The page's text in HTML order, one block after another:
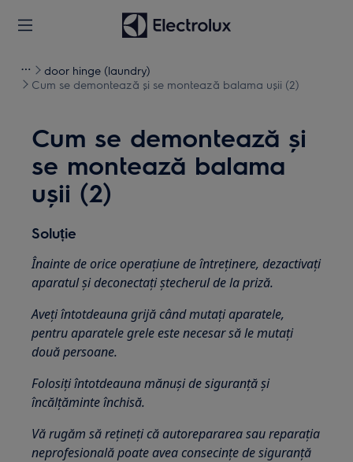
door hinge (laundry)
Cum se demontează și se montează balama ușii (2)
Cum se demontează și
se montează balama
ușii (2)
Soluție
Înainte de orice operațiune de întreținere, dezactivați
aparatul și deconectați ștecherul de lapriză.
Aveți întotdeauna grijă când mutați aparatele,
pentru aparatele grele este necesar să le mutați
două persoane.
Folosiți întotdeauna mănuși de siguranță și
încălțăminte închisă.
Vă rugăm să rețineți că autorepararea sau reparația
neprofesională poate avea consecințe de siguranță